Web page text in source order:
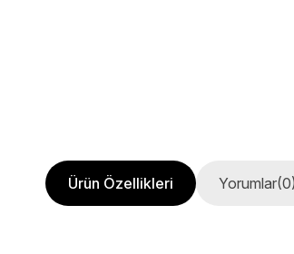
Ürün Özellikleri Yorumlar(0)